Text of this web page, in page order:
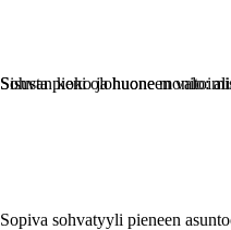
Sisusta pieni olohuone
Sopiva sohvatyyli pieneen
Sohvan koko ja huoneen valo: